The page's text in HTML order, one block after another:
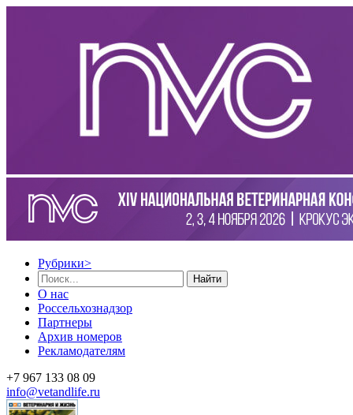
Рубрики>
Найти
О нас
Россельхознадзор
Партнеры
Архив номеров
Рекламодателям
+7 967 133 08 09
info@vetandlife.ru